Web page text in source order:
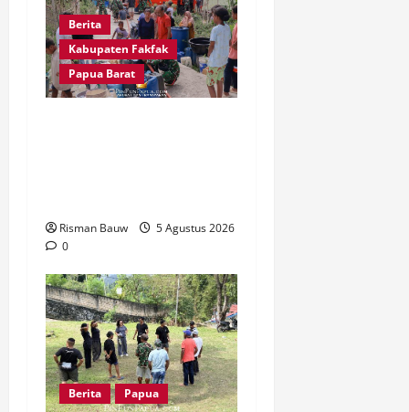
Berita
Kabupaten Fakfak
Papua Barat
Risman Bauw
5 Agustus 2026
0
Berita Papua